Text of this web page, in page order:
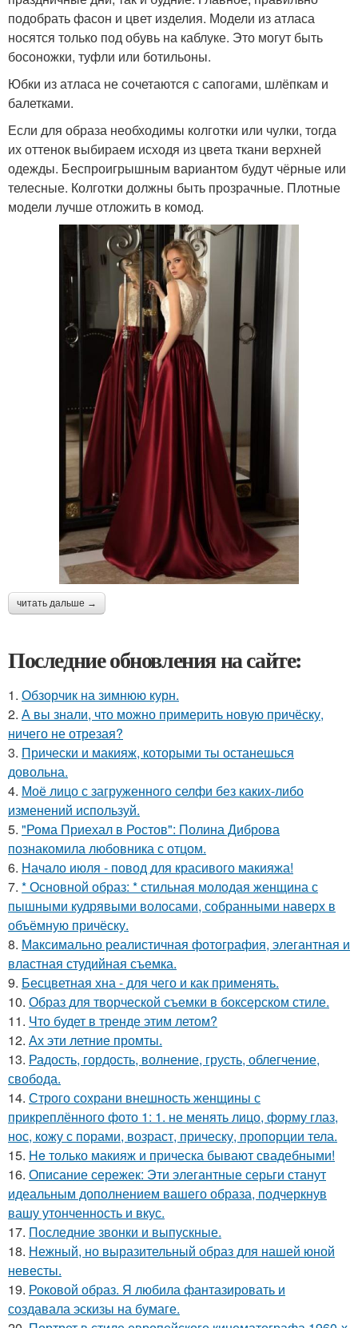
подобрать фасон и цвет изделия. Модели из атласа
носятся только под обувь на каблуке. Это могут быть
босоножки, туфли или ботильоны.
Юбки из атласа не сочетаются с сапогами, шлёпкам и
балетками.
Если для образа необходимы колготки или чулки, тогда
их оттенок выбираем исходя из цвета ткани верхней
одежды. Беспроигрышным вариантом будут чёрные или
телесные. Колготки должны быть прозрачные. Плотные
модели лучше отложить в комод.
читать дальше →
Последние обновления на сайте:
1. Обзорчик на зимнюю курн.
2. А вы знали, что можно примерить новую причёску,
ничего не отрезая?
3. Прически и макияж, которыми ты останешься
довольна.
4. Моё лицо с загруженного селфи без каких-либо
изменений используй.
5. "Рома Приехал в Ростов": Полина Диброва
познакомила любовника с отцом.
6. Начало июля - повод для красивого макияжа!
7. * Основной образ: * стильная молодая женщина с
пышными кудрявыми волосами, собранными наверх в
объёмную причёску.
8. Максимально реалистичная фотография, элегантная и
властная студийная съемка.
9. Бесцветная хна - для чего и как применять.
10. Образ для творческой съемки в боксерском стиле.
11. Что будет в тренде этим летом?
12. Ах эти летние промты.
13. Радость, гордость, волнение, грусть, облегчение,
свобода.
14. Строго сохрани внешность женщины с
прикреплённого фото 1: 1. не менять лицо, форму глаз,
нос, кожу с порами, возраст, прическу, пропорции тела.
15. He только макияж и прическа бывают свадебными!
16. Описание сережек: Эти элегантные серьги станут
идеальным дополнением вашего образа, подчеркнув
вашу утонченность и вкус.
17. Последние звонки и выпускные.
18. Нежный, но выразительный образ для нашей юной
невесты.
19. Роковой образ. Я любила фантазировать и
создавала эскизы на бумаге.